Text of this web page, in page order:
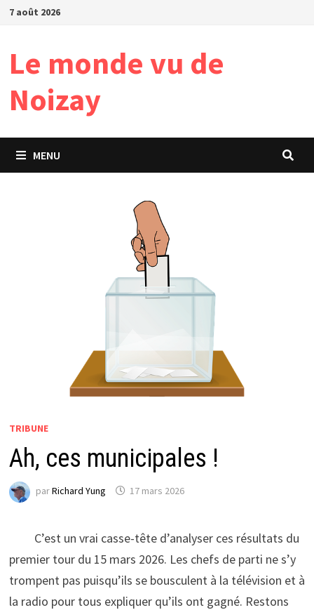
Passer
7 août 2026
Le monde vu de
Noizay
MENU
TRIBUNE
Ah, ces municipales !
parRichard Yung 17 mars 2026
C’est un vrai casse-tête d’analyser ces résultats du
premier tour du 15 mars 2026. Les chefs de parti ne s’y
trompent pas puisqu’ils se bousculent à la télévision et à
la radio pour tous expliquer qu’ils ont gagné. Restons